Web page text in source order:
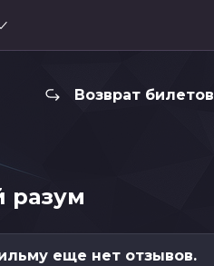
Возврат билетов
разум
еще нет отзывов.